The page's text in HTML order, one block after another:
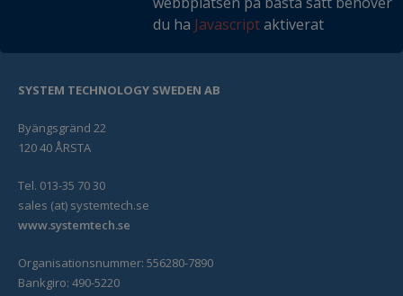
du ha Javascriptaktiverat
SYSTEM TECHNOLOGY SWEDEN AB
Byängsgränd 22
120 40 ÅRSTA
Tel. 013-35 70 30
sales (at) systemtech.se
www.systemtech.se
Organisationsnummer: 556280-7890
Bankgiro: 490-5220